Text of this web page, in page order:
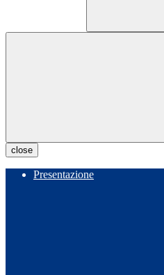
close
Presentazione